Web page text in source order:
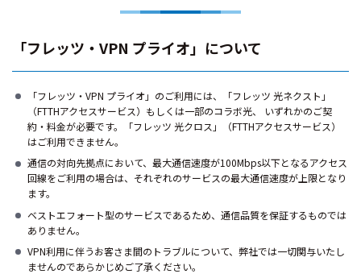
「フレッツ・VPN プライオ」について
「フレッツ・VPN プライオ」のご利用には、「フレッツ 光ネクスト」
（FTTHアクセスサービス）もしくは一部のコラボ光、 いずれかのご契
約・料金が必要です。「フレッツ 光クロス」（FTTHアクセスサービス）
はご利用できません。
通信の対向先拠点において、最大通信速度が100Mbps以下となるアクセス
回線をご利用の場合は、それぞれのサービスの最大通信速度が上限となり
ます。
ベストエフォート型のサービスであるため、通信品質を保証するものでは
ありません。
VPN利用に伴うお客さま間のトラブルについて、弊社では一切関与いたし
ませんのであらかじめご了承ください。